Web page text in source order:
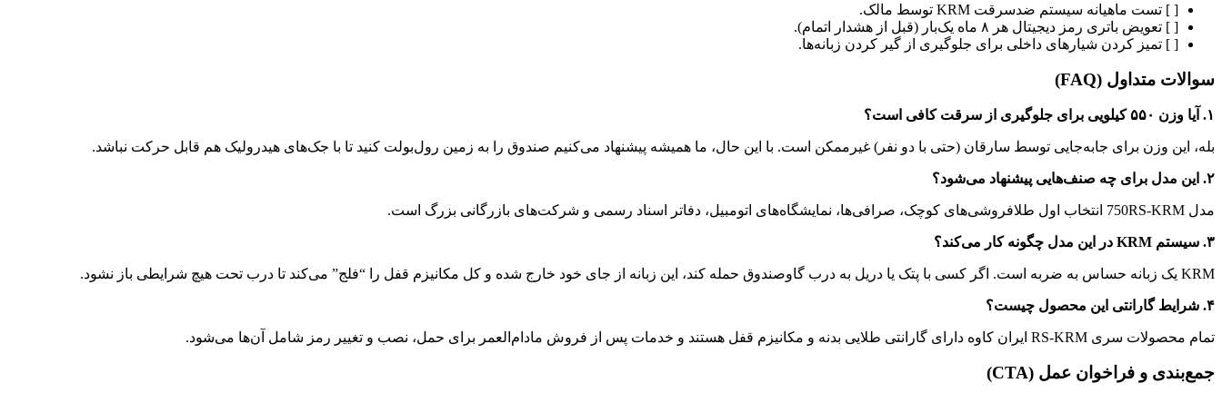
[ ] تست ماهیانه سیستم ضدسرقت KRM توسط مالک.
[ ] تعویض باتری رمز دیجیتال هر ۸ ماه یک‌بار (قبل از هشدار اتمام).
[ ] تمیز کردن شیارهای داخلی برای جلوگیری از گیر کردن زبانه‌ها.
سوالات متداول (FAQ)
۱. آیا وزن ۵۵۰ کیلویی برای جلوگیری از سرقت کافی است؟
بله، این وزن برای جابه‌جایی توسط سارقان (حتی با دو نفر) غیرممکن است. با این حال، ما همیشه پیشنهاد می‌کنیم صندوق را به زمین رول‌بولت کنید تا با جک‌های هیدرولیک هم قابل حرکت نباشد.
۲. این مدل برای چه صنف‌هایی پیشنهاد می‌شود؟
مدل 750RS-KRM انتخاب اول طلافروشی‌های کوچک، صرافی‌ها، نمایشگاه‌های اتومبیل، دفاتر اسناد رسمی و شرکت‌های بازرگانی بزرگ است.
۳. سیستم KRM در این مدل چگونه کار می‌کند؟
KRM یک زبانه حساس به ضربه است. اگر کسی با پتک یا دریل به درب گاوصندوق حمله کند، این زبانه از جای خود خارج شده و کل مکانیزم قفل را “فلج” می‌کند تا درب تحت هیچ شرایطی باز نشود.
۴. شرایط گارانتی این محصول چیست؟
تمام محصولات سری RS-KRM ایران کاوه دارای گارانتی طلایی بدنه و مکانیزم قفل هستند و خدمات پس از فروش مادام‌العمر برای حمل، نصب و تغییر رمز شامل آن‌ها می‌شود.
جمع‌بندی و فراخوان عمل (CTA)